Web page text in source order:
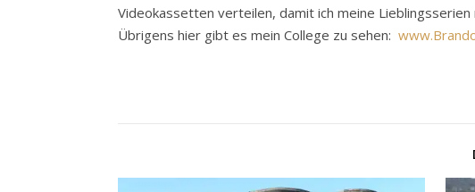
Videokassetten verteilen, damit ich meine
Übrigens hier gibt es mein College zu sehen: